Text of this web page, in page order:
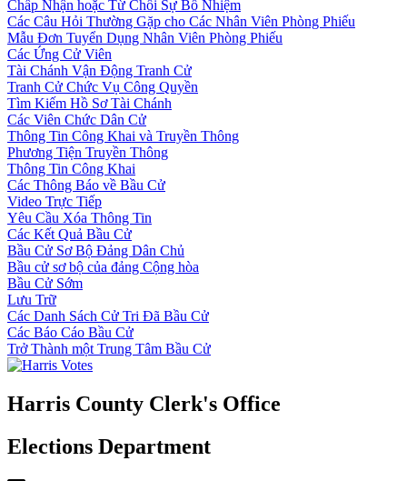
Chấp Nhận hoặc Từ Chối Sự Bổ Nhiệm
Các Câu Hỏi Thường Gặp cho Các Nhân Viên Phòng Phiếu
Mẫu Đơn Tuyển Dụng Nhân Viên Phòng Phiếu
Các Ứng Cử Viên
Tài Chánh Vận Động Tranh Cử
Tranh Cử Chức Vụ Công Quyền
Tìm Kiếm Hồ Sơ Tài Chánh
Các Viên Chức Dân Cử
Thông Tin Công Khai và Truyền Thông
Phương Tiện Truyền Thông
Thông Tin Công Khai
Các Thông Báo về Bầu Cử
Video Trực Tiếp
Yêu Cầu Xóa Thông Tin
Các Kết Quả Bầu Cử
Bầu Cử Sơ Bộ Đảng Dân Chủ
Bầu cử sơ bộ của đảng Cộng hòa
Bầu Cử Sớm
Lưu Trữ
Các Danh Sách Cử Tri Đã Bầu Cử
Các Báo Cáo Bầu Cử
Trở Thành một Trung Tâm Bầu Cử
Harris County Clerk's Office
Elections Department